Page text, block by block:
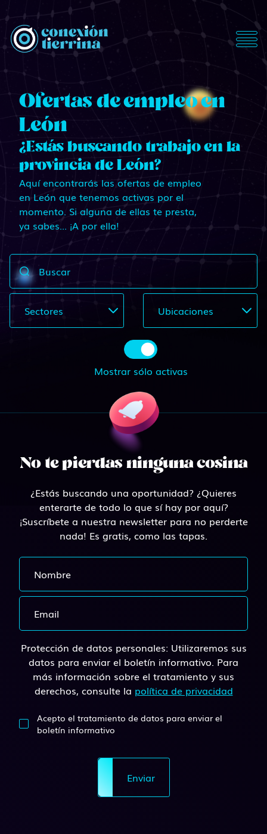
ConexionTierrina
Ofertas de empleo en
León
¿Estás buscando trabajo en la
provincia de León?
Aquí encontrarás las ofertas de empleo
en León que tenemos activas por el
momento. Si alguna de ellas te presta,
ya sabes... ¡A por ella!
Buscar
Sectores Ubicaciones
Mostrar sólo activas
No te pierdas ninguna cosina
¿Estás buscando una oportunidad? ¿Quieres
enterarte de todo lo que sí hay por aquí?
¡Suscríbete a nuestra newsletter para no perderte
nada! Es gratis, como las tapas.
Protección de datos personales: Utilizaremos sus
datos para enviar el boletín informativo. Para
más información sobre el tratamiento y sus
derechos, consulte la política de privacidad
Acepto el tratamiento de datos para enviar el
boletín informativo
Enviar